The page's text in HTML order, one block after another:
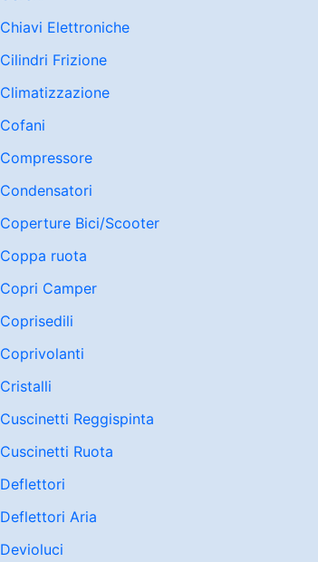
Chiavi Elettroniche
Cilindri Frizione
Climatizzazione
Cofani
Compressore
Condensatori
Coperture Bici/Scooter
Coppa ruota
Copri Camper
Coprisedili
Coprivolanti
Cristalli
Cuscinetti Reggispinta
Cuscinetti Ruota
Deflettori
Deflettori Aria
Devioluci